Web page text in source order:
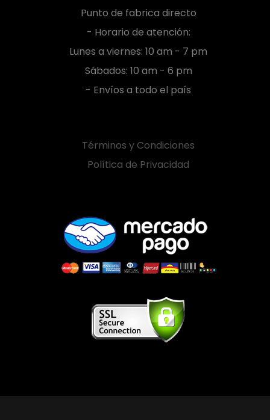
Punto de fabrica directo
- Horario de atención:
Lunes a viernes: 10 am - 7 pm
Sábados: 10 am - 6 pm
- Envíos a todo el país
Términos y Condiciones
Política de Privacidad